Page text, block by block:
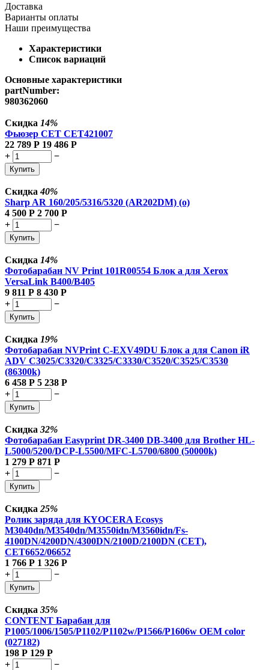
Доставка
Варианты оплаты
Наши преимущества
Характеристики
Список вариаций
Основные характеристики
partNumber:
980362060
Скидка 14%
Фьюзер CET CET421007
22 789 Р 19 486 Р
+
−
Купить
Скидка40%
Sharp AR 160/205/5316/5320 (AR202DM) (о)
4 500 Р 2 700 Р
+
−
Купить
Скидка 14%
Фотобарабан NV Print 101R00554 Блок а для Xerox
VersaLink B400/B405
9 811 Р 8 430 Р
+
−
Купить
Скидка 19%
Фотобарабан NVPrint C-EXV49DU Блок а для Canon iR
ADV C3025/C3320/C3325/C3330/C3520/C3525/C3530
(86300k)
6 458 Р 5 238 Р
+
−
Купить
Скидка 32%
Фотобарабан Easyprint DR-3400 DB-3400 для Brother HL-
L5000/5200/DCP-L5500/MFC-L5700/6800 (50000k)
1 279 Р 871 Р
+
−
Купить
Скидка 25%
Ролик заряда для KYOCERA Ecosys
M3040dn/M3540dn/M3550idn/M3560idn/Fs-
4100DN/4200DN/4300DN/2100D/2100DN (CET),
CET6652/06652
1 766 Р 1 326 Р
+
−
Купить
Скидка 35%
CONTENT Барабан для
P1005/1006/1505/P1102/P1102w/P1566/P1606w OEM color
(027182)
198 Р 129 Р
+
−